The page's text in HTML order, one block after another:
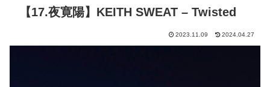
【17.夜寛陽】KEITH SWEAT – Twisted
2023.11.09 2024.04.27